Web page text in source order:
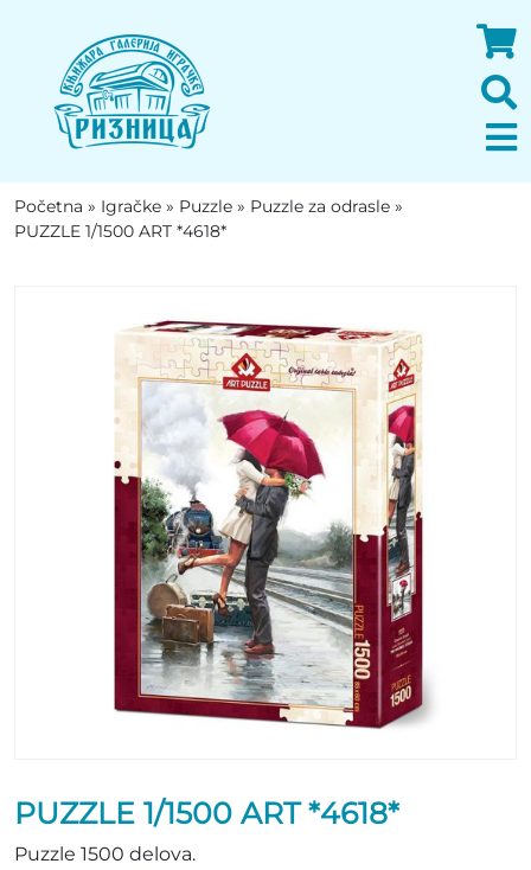
Početna » Igračke » Puzzle » Puzzle za odrasle »
PUZZLE 1/1500 ART *4618*
PUZZLE 1/1500 ART *4618*
Puzzle 1500 delova.